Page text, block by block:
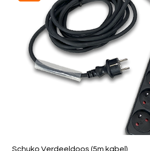
Schuko Verdeeldoos (5m kabel)